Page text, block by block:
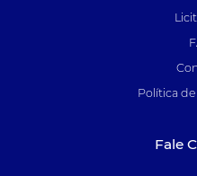
Política
Fale